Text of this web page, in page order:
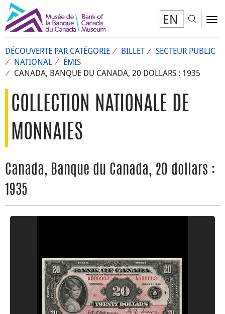
EN
DÉCOUVERTE PAR CATÉGORIE BILLET
SECTEUR PUBLIC
NATIONAL
ÉMIS
CANADA, BANQUE DU CANADA, 20 DOLLARS : 1935
COLLECTION NATIONALE DE
MONNAIES
Canada, Banque du Canada, 20 dollars :
1935